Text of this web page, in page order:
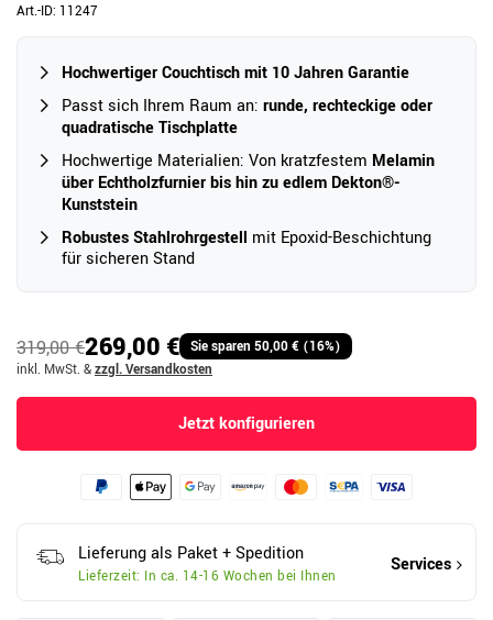
Art.-ID: 11247
Hochwertiger Couchtisch mit 10 Jahren Garantie
Passt sich Ihrem Raum an: runde, rechteckige oder
quadratische Tischplatte
Hochwertige Materialien: Von kratzfestem Melamin
über Echtholzfurnier bis hin zu edlem Dekton®-
Kunststein
Robustes Stahlrohrgestell mit Epoxid-Beschichtung
für sicheren Stand
319,00 €269,00 € Sie sparen 50,00 € (16%)
inkl. MwSt. &zzgl. Versandkosten
Jetzt konfigurieren
Lieferung als Paket + Spedition
Lieferzeit: In ca. 14-16 Wochen bei Ihnen
Services